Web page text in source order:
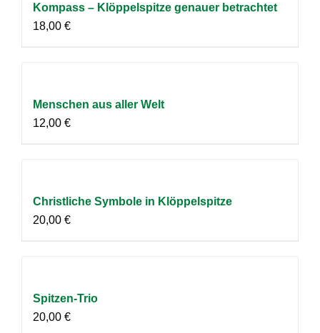
Kompass – Klöppelspitze genauer betrachtet
18,00 €
Menschen aus aller Welt
12,00 €
Christliche Symbole in Klöppelspitze
20,00 €
Spitzen-Trio
20,00 €